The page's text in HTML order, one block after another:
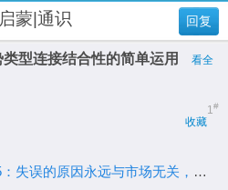
回复
蒙|通识
型连接结合性的简单运用
看全
1#
收藏
的原因永远与市场无关，找原因只能找自己的原因